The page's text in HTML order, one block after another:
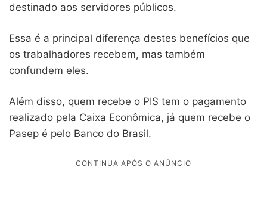
destinado aos servidores públicos.
Essa é a principal diferença destes benefícios que
os trabalhadores recebem, mas também
confundem eles.
Além disso, quem recebe o PIS tem o pagamento
realizado pela Caixa Econômica, já quem recebe o
Pasep é pelo Banco do Brasil.